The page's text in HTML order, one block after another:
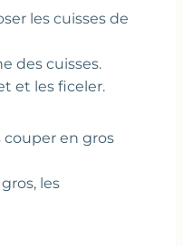
les cuisses de
des cuisses.
et les ficeler.
couper en gros
les